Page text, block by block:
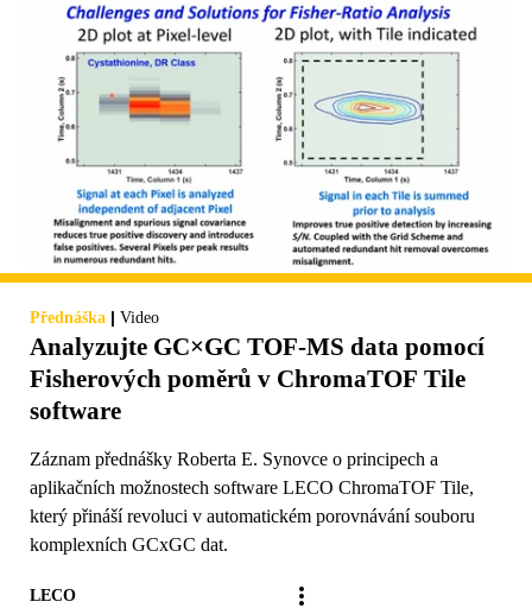
Přednáška | Video
Analyzujte GC×GC TOF-MS data pomocí
Fisherových poměrů v ChromaTOF Tile
software
Záznam přednášky Roberta E. Synovce o principech a
aplikačních možnostech software LECO ChromaTOF Tile,
který přináší revoluci v automatickém porovnávání souboru
komplexních GCxGC dat.
LECO